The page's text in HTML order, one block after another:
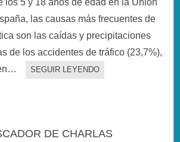
las causas más frecuentes de
son las caídas y precipitaciones
de los accidentes de tráfico (23,7%),
SEGUIR LEYENDO
DE CHARLAS